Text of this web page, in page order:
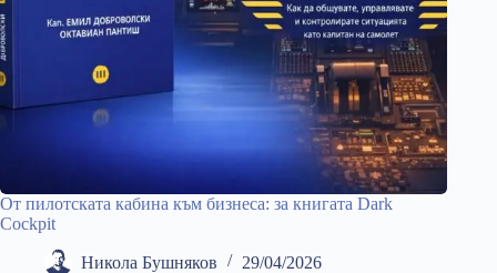
От пилотската кабина към бизнеса: за книгата Dark
Cockpit
Никола Бушняков 29/04/2026